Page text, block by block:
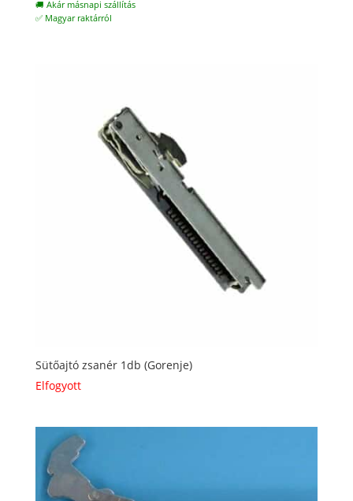
🚚 Akár másnapi szállítás
✅ Magyar raktárról
Sütőajtó zsanér 1db (Gorenje)
Elfogyott